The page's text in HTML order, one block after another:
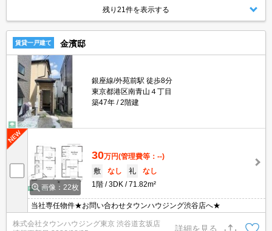
残り21件を表示する
賃貸一戸建て 金濱邸
銀座線/外苑前駅 徒歩8分
東京都港区南青山４丁目
築47年
2階建
画像：22枚
30万円(管理費等：--)
敷
なし 礼
なし
1階
3DK 71.82m²
当社専任物件★お問い合わせタウンハウジング渋谷店へ★
株式会社タウンハウジング東京 渋谷道玄坂店
詳細を見る